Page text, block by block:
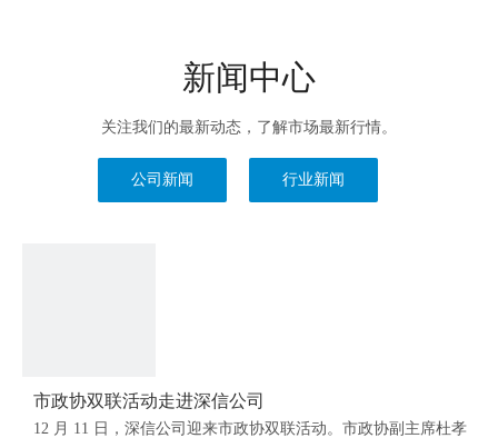
新闻中心
关注我们的最新动态，了解市场最新行情。
公司新闻 行业新闻
市政协双联活动走进深信公司
12 月 11 日，深信公司迎来市政协双联活动。市政协副主席杜孝